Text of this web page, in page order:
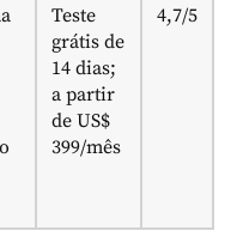
Teste
grátis de
14 dias;
a partir
de US$
399/mês
4,7/5